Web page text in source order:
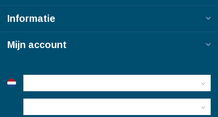
Informatie
Mijn account